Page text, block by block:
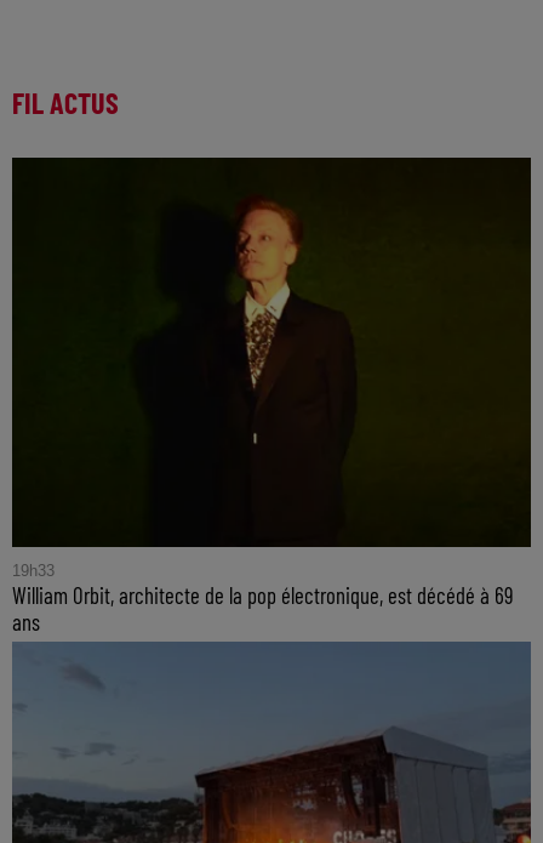
FIL ACTUS
19h33
William Orbit, architecte de la pop électronique, est décédé à 69
ans